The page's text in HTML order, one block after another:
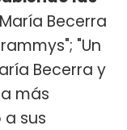
María Becerra
"Un
Becerra y
más
sus